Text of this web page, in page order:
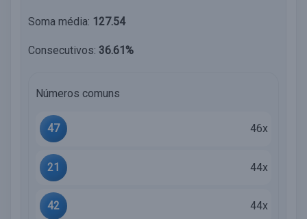
Soma média: 127.54
Consecutivos: 36.61%
Números comuns
47 46x
21 44x
42 44x